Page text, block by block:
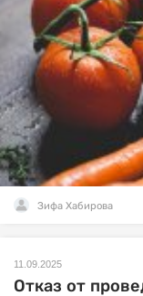
Зифа Хабирова
11.09.2025
Отказ от